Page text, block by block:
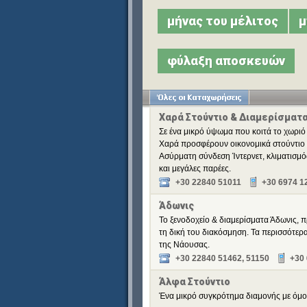
μήνας του μέλιτος
φύλαξη αποσκευών
Χαρά Στούντιο &
Σε ένα μικρό ύψωμα που κοιτά το
Χαρά προσφέρουν οικονομικά
Ασύρματη σύνδεση Ίντερνετ,
και μεγάλες παρέες.
+30 22840 51011
+30 6974
Άδωνις
Το ξενοδοχείο & διαμερίσματα Άδωνις,
τη δική του διακόσμηση. Τα
της Νάουσας.
+30 22840 51462, 51150
+30
Άλφα Στούντιο
Ένα μικρό συγκρότημα διαμονής με